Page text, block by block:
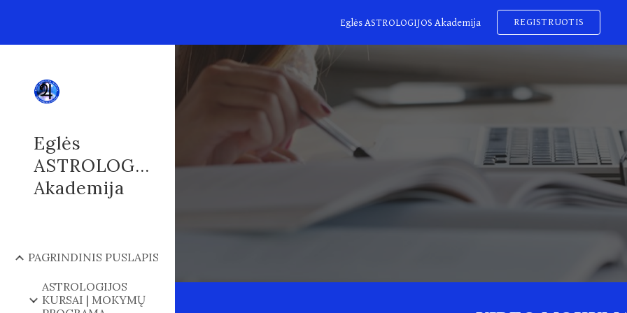
Skip to main content Skip to
Eglės ASTROLOGIJOS Akademija REGISTRUOTIS
Eglės
ASTROLOGIJOS
Akademija
PAGRINDINIS PUSLAPIS
ASTROLOGIJOS
KURSAI | MOKYMŲ